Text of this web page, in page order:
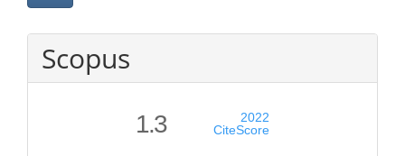
Scopus
1.3
2022
CiteScore